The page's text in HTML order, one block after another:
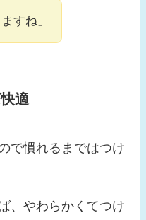
すね」
適
で慣れるまではつけ
、やわらかくてつけ